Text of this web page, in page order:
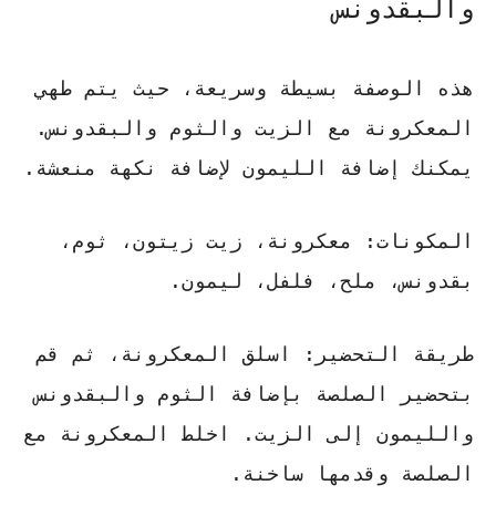
والبقدونس
هذه الوصفة بسيطة وسريعة، حيث يتم طهي
المعكرونة مع الزيت والثوم والبقدونس.
يمكنك إضافة الليمون لإضافة نكهة منعشة.
المكونات:
معكرونة، زيت زيتون، ثوم،
بقدونس، ملح، فلفل، ليمون.
طريقة التحضير:
اسلق المعكرونة، ثم قم
بتحضير الصلصة بإضافة الثوم والبقدونس
والليمون إلى الزيت. اخلط المعكرونة مع
الصلصة وقدمها ساخنة.